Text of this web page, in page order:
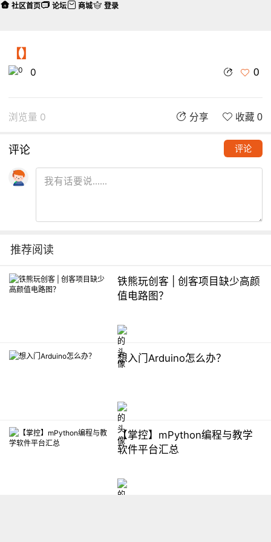
【】
0 0
浏览量 0 分享 收藏 0
评论 评论
推荐阅读
铁熊玩创客 | 创客项目缺少高颜
值电路图？
想入门Arduino怎么办？
【掌控】mPython编程与教学
软件平台汇总
社区首页 论坛 商城 登录